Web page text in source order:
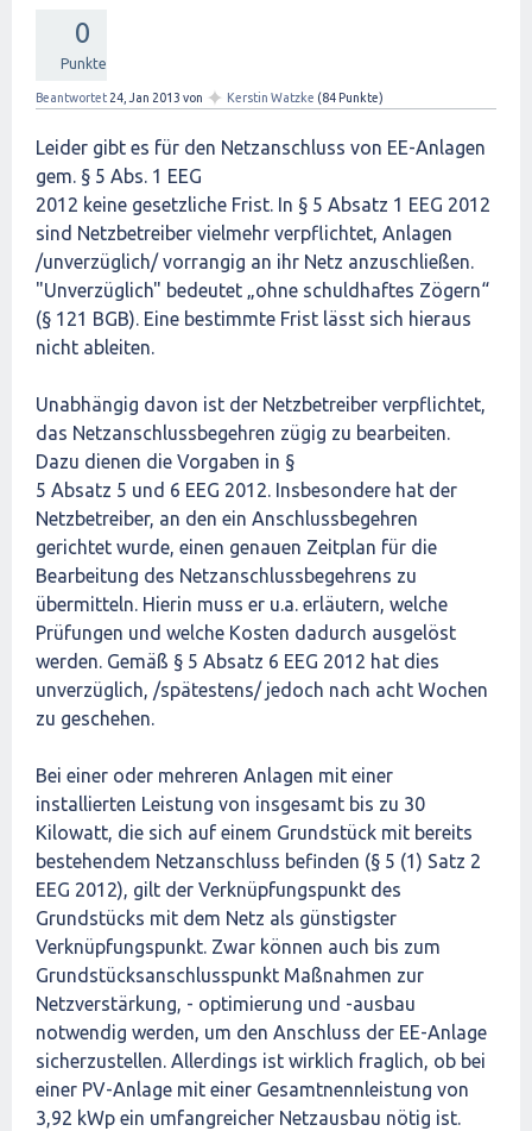
0
Punkte
Beantwortet 24, Jan 2013 von ✦ Kerstin Watzke (84 Punkte)
Leider gibt es für den Netzanschluss von EE-Anlagen
gem. § 5 Abs. 1 EEG
2012 keine gesetzliche Frist. In § 5 Absatz 1 EEG 2012
sind Netzbetreiber vielmehr verpflichtet, Anlagen
/unverzüglich/ vorrangig an ihr Netz anzuschließen.
"Unverzüglich" bedeutet „ohne schuldhaftes Zögern“
(§ 121 BGB). Eine bestimmte Frist lässt sich hieraus
nicht ableiten.
Unabhängig davon ist der Netzbetreiber verpflichtet,
das Netzanschlussbegehren zügig zu bearbeiten.
Dazu dienen die Vorgaben in §
5 Absatz 5 und 6 EEG 2012. Insbesondere hat der
Netzbetreiber, an den ein Anschlussbegehren
gerichtet wurde, einen genauen Zeitplan für die
Bearbeitung des Netzanschlussbegehrens zu
übermitteln. Hierin muss er u.a. erläutern, welche
Prüfungen und welche Kosten dadurch ausgelöst
werden. Gemäß § 5 Absatz 6 EEG 2012 hat dies
unverzüglich, /spätestens/ jedoch nach acht Wochen
zu geschehen.
Bei einer oder mehreren Anlagen mit einer
installierten Leistung von insgesamt bis zu 30
Kilowatt, die sich auf einem Grundstück mit bereits
bestehendem Netzanschluss befinden (§ 5 (1) Satz 2
EEG 2012), gilt der Verknüpfungspunkt des
Grundstücks mit dem Netz als günstigster
Verknüpfungspunkt. Zwar können auch bis zum
Grundstücksanschlusspunkt Maßnahmen zur
Netzverstärkung, - optimierung und -ausbau
notwendig werden, um den Anschluss der EE-Anlage
sicherzustellen. Allerdings ist wirklich fraglich, ob bei
einer PV-Anlage mit einer Gesamtnennleistung von
3,92 kWp ein umfangreicher Netzausbau nötig ist.